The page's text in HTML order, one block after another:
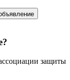
защиты